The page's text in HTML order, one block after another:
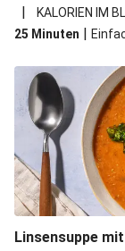
| KALORIEN IM
25 Minuten |
Linsensuppe